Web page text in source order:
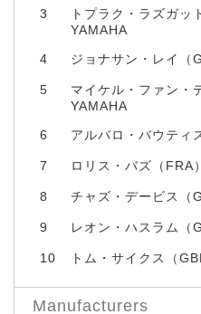
3
トプラク・ラズガッ
YAMAHA
4 ジョナサン・レイ（
5
マイケル・ファン・
YAMAHA
6 アルバロ・バウティ
7 ロリス・バズ（FRA
8 チャズ・デービス（
9 レオン・ハスラム（
10 トム・サイクス（
Manufacturers